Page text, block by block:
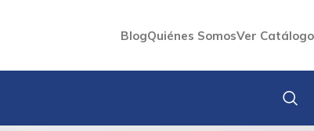
BlogQuiénes SomosVer Catálogo